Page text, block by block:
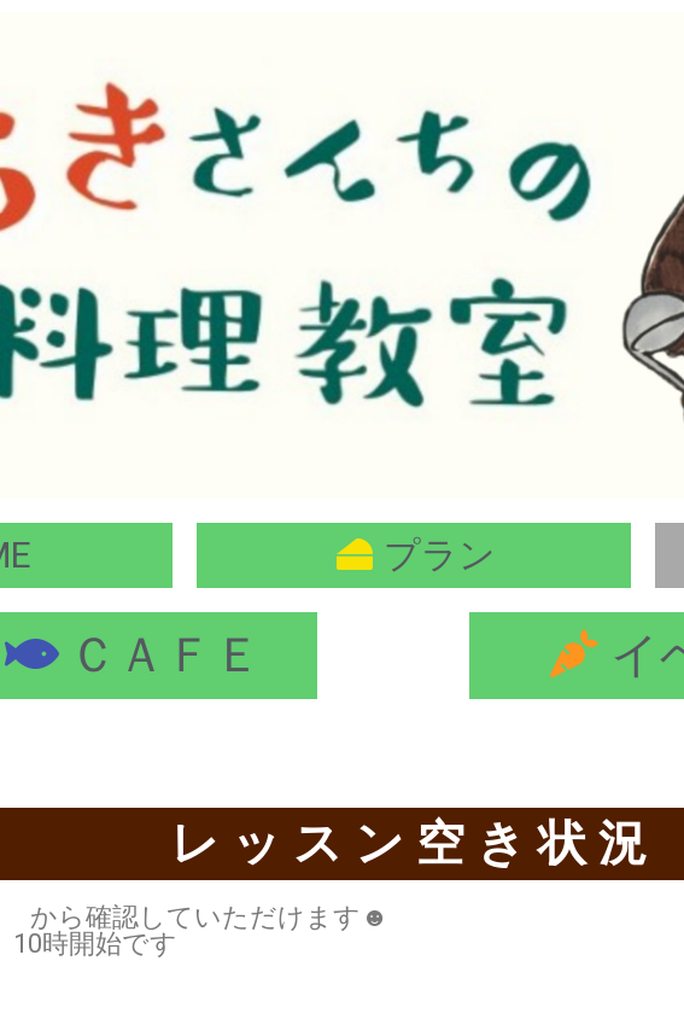
プラン
ＣＡＦＥ イ
レッスン空き状況
から確認していただけます☻
10時開始です